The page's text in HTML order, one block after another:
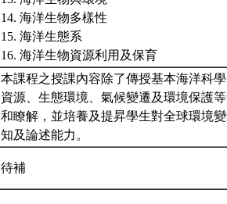
14. 海洋生物多樣性
15. 海洋生態系
16. 海洋生物資源利用及保育
本課程之授課內容除了傳授基本海洋科
資源、生態環境、氣候變遷及環境保護
和瞭解，並培養及提昇學生對全球環境
知及論述能力。
待補